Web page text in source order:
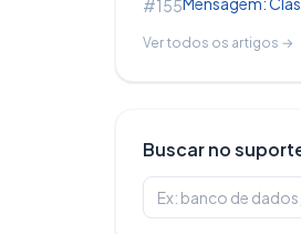
#155
Ver todos os artigos →
Buscar no